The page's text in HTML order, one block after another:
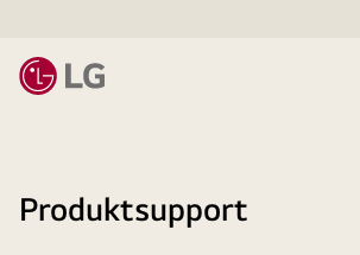
Produktsupport